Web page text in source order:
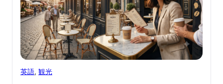
英語, 観光